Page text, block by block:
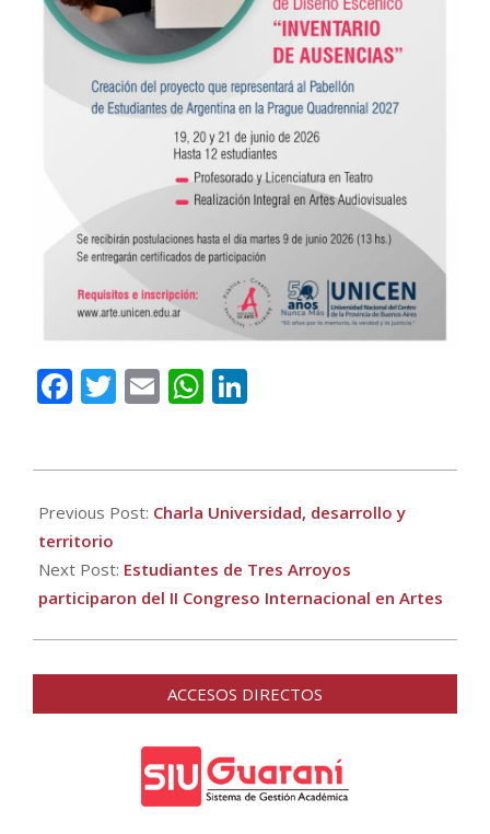
Facebook
Twitter
EmailWhatsApp
06-
02
Previous Post: Charla Universidad, desarrollo y
territorio
Next Post: Estudiantes de Tres Arroyos
participaron del II Congreso Internacional en Artes
ACCESOS DIRECTOS